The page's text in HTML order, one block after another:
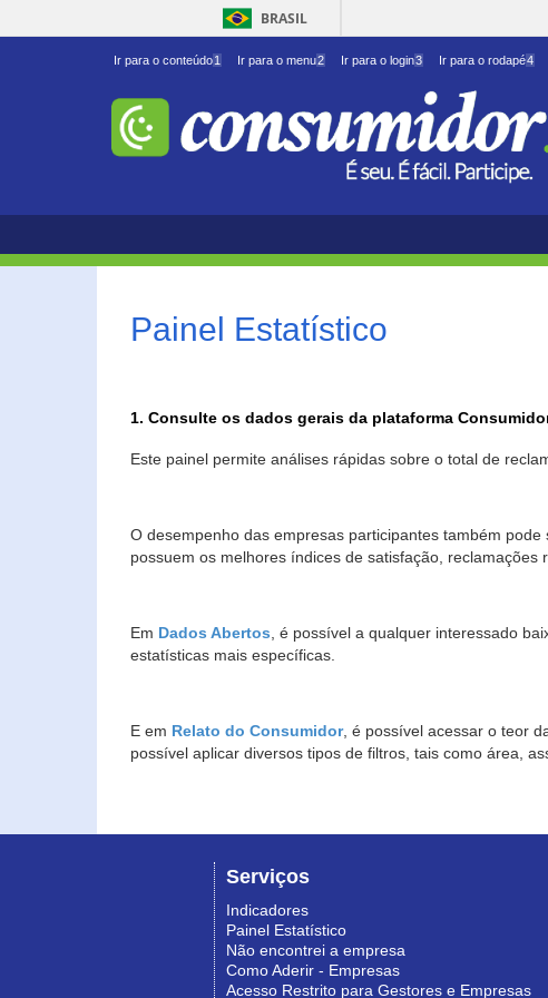
BRASIL
Ir para o conteúdo1 Ir para o menu2 Ir para o login3 Ir para o rodapé4
Painel Estatístico
1. Consulte os dados gerais da plataforma
Este painel permite análises rápidas sobre o total de
O desempenho das empresas participantes também
possuem os melhores índices de satisfação,
Em Dados Abertos, é possível a qualquer interessado
estatísticas mais específicas.
E em Relato do Consumidor, é possível acessar o teor
possível aplicar diversos tipos de filtros, tais como área,
Serviços
Indicadores
Painel Estatístico
Não encontrei a empresa
Como Aderir - Empresas
Acesso Restrito para Gestores e Empresas